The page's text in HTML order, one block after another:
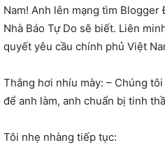
Nam! Anh lên mạng tìm Blogger
Nhà Báo Tự Do sẽ biết. Liên
quyết yêu cầu chính phủ Việt
Thắng hơi nhíu mày: – Chúng
để anh làm, anh chuẩn bị tinh
Tôi nhẹ nhàng tiếp tục: